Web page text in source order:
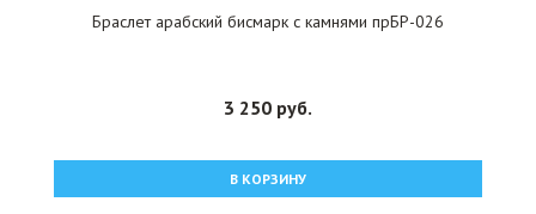
Браслет арабский бисмарк с камнями прБР-026
3 250 руб.
В КОРЗИНУ